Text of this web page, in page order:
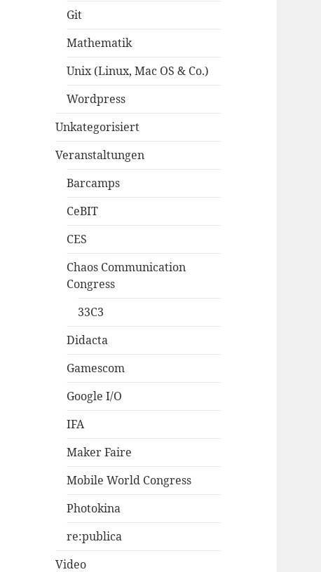
Git
Mathematik
Unix (Linux, Mac OS & Co.)
Wordpress
Unkategorisiert
Veranstaltungen
Barcamps
CeBIT
CES
Chaos Communication
Congress
33C3
Didacta
Gamescom
Google I/O
IFA
Maker Faire
Mobile World Congress
Photokina
re:publica
Video